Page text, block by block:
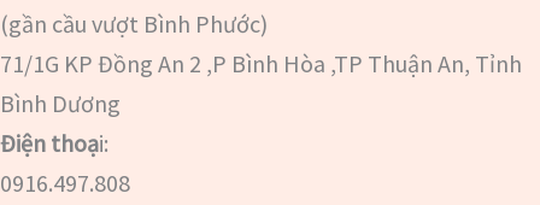
(gần cầu vượt Bình Phước)
71/1G KP Đồng An 2 ,P Bình Hòa ,TP Thuận An, Tỉnh
Bình Dương
Điện thoại:
0916.497.808